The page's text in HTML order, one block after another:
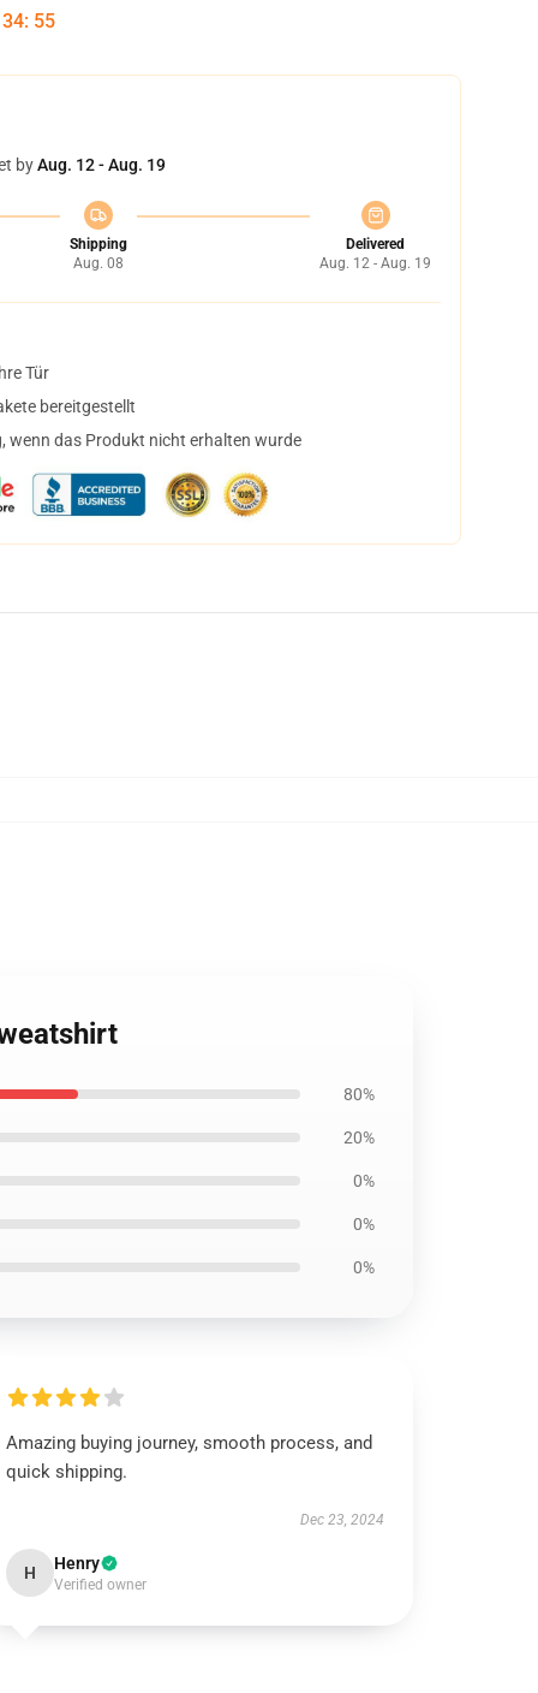
34: 54
byAug. 12 - Aug. 19
Shipping
Aug. 08
Delivered
Aug. 12 - Aug. 19
Tür
bereitgestellt
wenn das Produkt nicht erhalten wurde
80%
20%
0%
0%
0%
Amazing buying journey, smooth process, and
quick shipping.
Dec 23, 2024
H Henry
Verified owner